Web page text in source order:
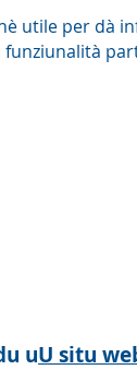
utile per dà
uU situ